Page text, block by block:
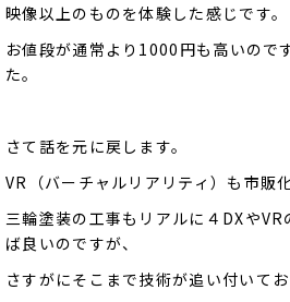
映像以上のものを体験した感じです。
お値段が通常より1000円も高いので
た。
さて話を元に戻します。
VR（バーチャルリアリティ）も市販
三輪塗装の工事もリアルに４DXや
ば良いのですが、
さすがにそこまで技術が追い付いてお